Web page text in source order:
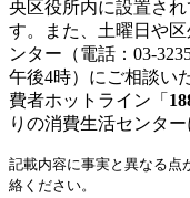
央区役所内に設置され
す。また、土曜日や
ンター（電話：03-
午後4時）にご相談い
費者ホットライン「
りの消費生活センタ
記載内容に事実と異なる点
絡ください。